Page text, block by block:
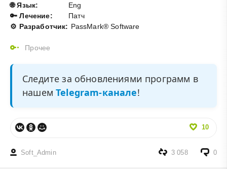
🌐 Язык:
Eng
🔑 Лечение:
Патч
⚙️ Разработчик: PassMark® Software
Прочее
Следите за обновлениями программ в
нашемTelegram-канале!
10
Soft_Admin 0
3 058